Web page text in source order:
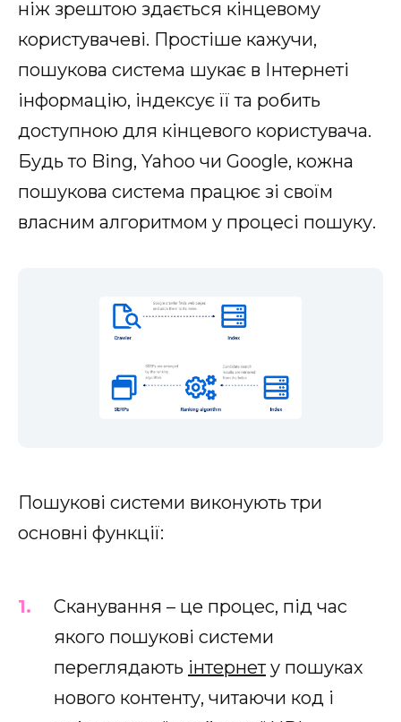
ніж зрештою здається кінцевому
користувачеві. Простіше кажучи,
пошукова система шукає в Інтернеті
інформацію, індексує її та робить
доступною для кінцевого користувача.
Будь то Bing, Yahoo чи Google, кожна
пошукова система працює зі своїм
власним алгоритмом у процесі пошуку.
Пошукові системи виконують три
основні функції:
Сканування – це процес, під час
якого пошукові системи
переглядають інтернету пошуках
нового контенту, читаючи код і